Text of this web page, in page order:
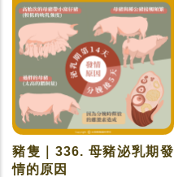
豬隻｜336. 母豬泌乳期發
情的原因